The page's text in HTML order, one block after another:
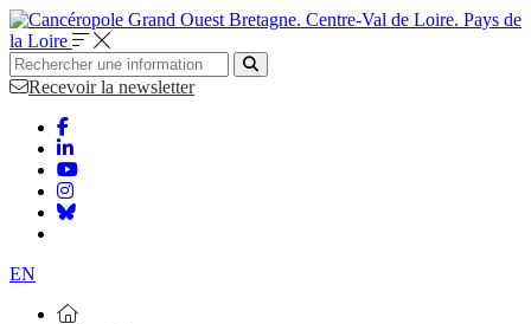
Bretagne. Centre-Val de Loire. Pays de
la Loire
Recevoir la newsletter
EN